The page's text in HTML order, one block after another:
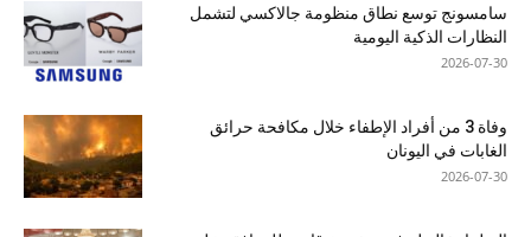
سامسونج توسع نطاق منظومة جالاكسي لتشمل
النظارات الذكية اليومية
2026-07-30
وفاة 3 من أفراد الإطفاء خلال مكافحة حرائق
الغابات في اليونان
2026-07-30